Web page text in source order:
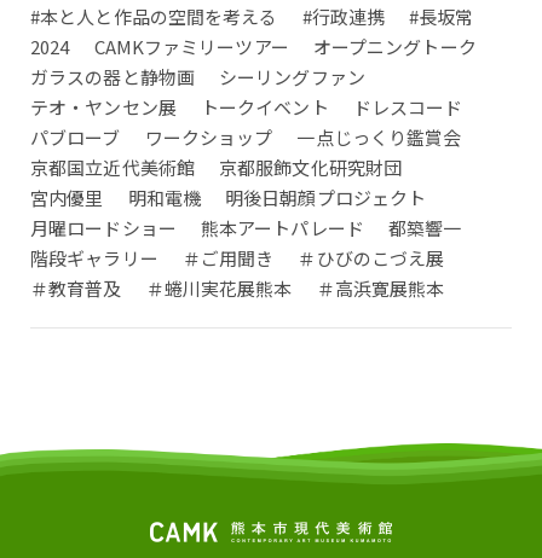
#本と人と作品の空間を考える
#行政連携
#長坂常
2024
CAMKファミリーツアー
オープニングトーク
ガラスの器と静物画
シーリングファン
テオ・ヤンセン展
トークイベント
ドレスコード
パブローブ
ワークショップ
一点じっくり鑑賞会
京都国立近代美術館
京都服飾文化研究財団
宮内優里
明和電機
明後日朝顔プロジェクト
月曜ロードショー
熊本アートパレード
都築響一
階段ギャラリー
＃ご用聞き
＃ひびのこづえ展
＃教育普及
＃蜷川実花展熊本 ＃高浜寛展熊本